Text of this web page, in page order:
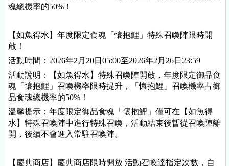
魂總機率的50%！
【如魚得水】年度限定食魂「懷抱鯉」特殊召喚陣限時開
啟！
活動時間：2026年2月20日05:00至2026年2月26日23:59
活動說明：【如魚得水】特殊召喚陣開啟，年度限定御品食
魂「懷抱鯉」召喚機率限時提升，「懷抱鯉」召喚機率占御
品食魂總機率的50%！
溫馨提示：年度限定御品食魂「懷抱鯉」僅可在【如魚得
水】特殊召喚陣中進行特殊召喚，活動結束後暫從召喚陣離
開，後續不會進入常駐召喚陣。
【慶典商店】慶典商店限時開放 活動召喚達指定次數，自